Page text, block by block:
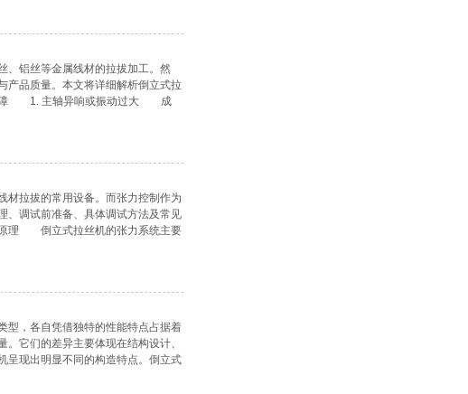
铝丝等金属线材的拉拔加工。然
产品质量。本文将详细解析倒立式拉
故障 1. 主轴异响或振动过大 成
法：定期检查轴承间隙，
拉拔的常用设备。而张力控制作为
、调试前准备、具体调试方法及常见
原理 倒立式拉丝机的张力系统主要
下自上方放线盘垂直
，各自凭借独特的性能特点占据着
它们的差异主要体现在结构设计、
现出明显不同的构造特点。倒立式
垂，能够有效减少线